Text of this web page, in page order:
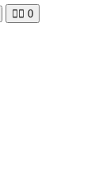
🧘‍♀️ 0